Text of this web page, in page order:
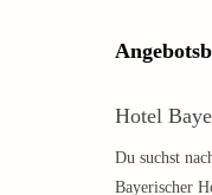
Hotel
Du suchst
Bayerischer